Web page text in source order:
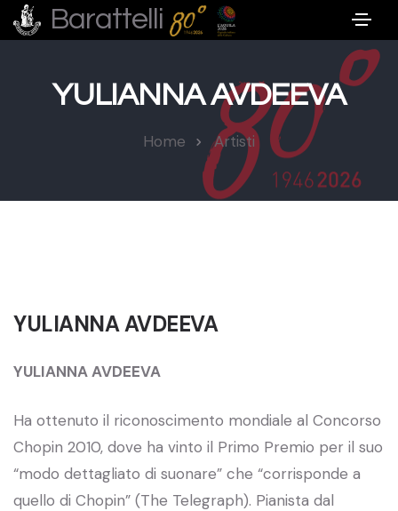
Barattelli
YULIANNA AVDEEVA
Home Artisti
YULIANNA AVDEEVA
YULIANNA AVDEEVA
Ha ottenuto il riconoscimento mondiale al Concorso
Chopin 2010, dove ha vinto il Primo Premio per il suo
“modo dettagliato di suonare” che “corrisponde a
quello di Chopin” (The Telegraph). Pianista dal